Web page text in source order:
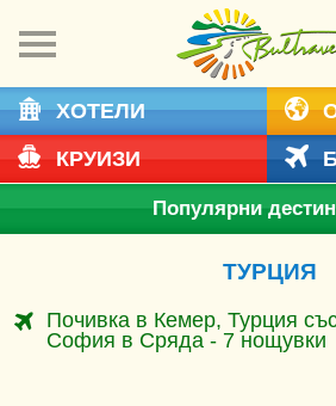
ХОТЕЛИ
КРУИЗИ
Популярни
ТУРЦИЯ
Почивка в Кемер, Турция
София в Сряда - 7 нощувки